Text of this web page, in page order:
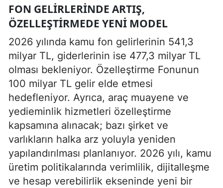
FON GELIRLERINDE ARTIŞ,
ÖZELLEŞTIRMEDE YENI MODEL
2026 yılında kamu fon gelirlerinin 541,3
milyar TL, giderlerinin ise 477,3 milyar TL
olması bekleniyor. Özelleştirme Fonunun
100 milyar TL gelir elde etmesi
hedefleniyor. Ayrıca, araç muayene ve
yedieminlik hizmetleri özelleştirme
kapsamına alınacak; bazı şirket ve
varlıkların halka arz yoluyla yeniden
yapılandırılması planlanıyor. 2026 yılı, kamu
üretim politikalarında verimlilik, dijitalleşme
ve hesap verebilirlik ekseninde yeni bir